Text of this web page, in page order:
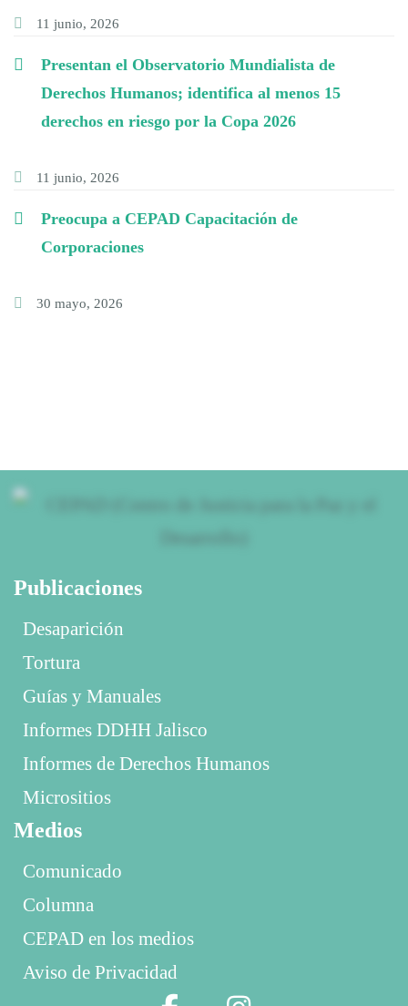
11 junio, 2026
Presentan el Observatorio Mundialista de
Derechos Humanos; identifica al menos 15
derechos en riesgo por la Copa 2026
11 junio, 2026
Preocupa a CEPAD Capacitación de
Corporaciones
30 mayo, 2026
Publicaciones
Desaparición
Tortura
Guías y Manuales
Informes DDHH Jalisco
Informes de Derechos Humanos
Micrositios
Medios
Comunicado
Columna
CEPAD en los medios
Aviso de Privacidad